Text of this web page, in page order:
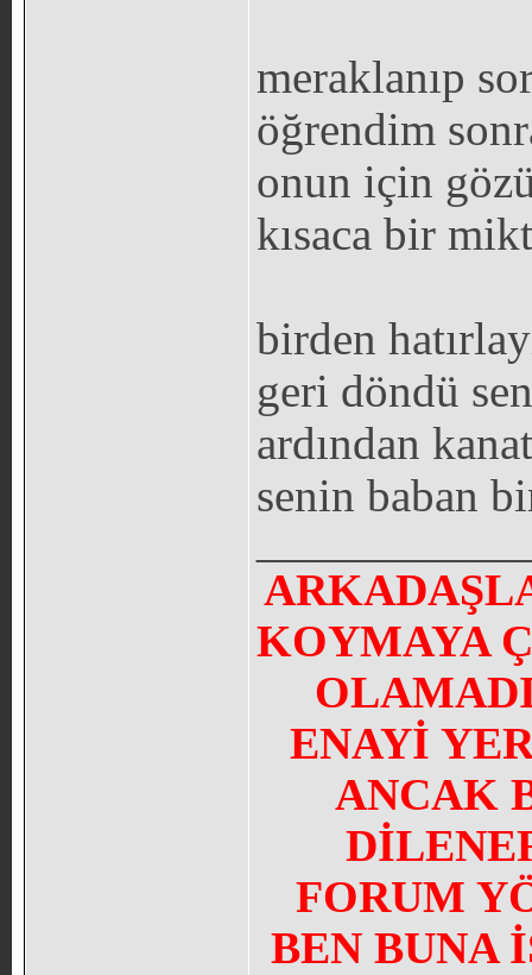
meraklanıp
öğrendim
onun için
kısaca bir
birden
geri döndü
ardından
senin baban
KOYMAYA
ENAYİ
ANCAK
FORUM
BEN BUNA